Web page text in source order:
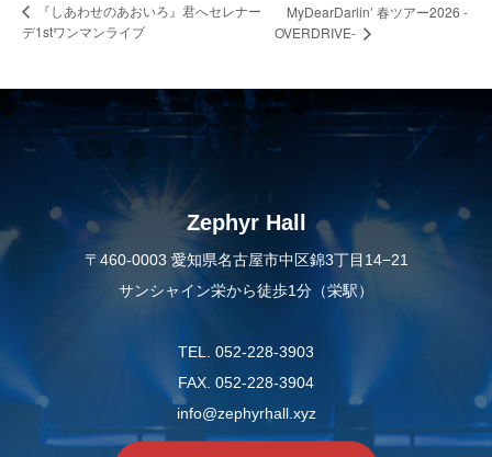
『しあわせのあおいろ』君へセレナー
デ1stワンマンライブ
MyDearDarlin’ 春ツアー2026 -
OVERDRIVE-
Zephyr Hall
〒460-0003 愛知県名古屋市中区錦3丁目14−21
サンシャイン栄から徒歩1分（栄駅）
TEL. 052-228-3903
FAX. 052-228-3904
info@zephyrhall.xyz